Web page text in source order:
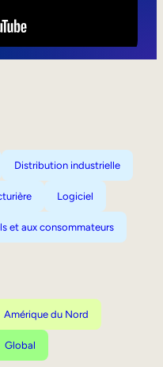
Distribution industrielle
Logiciel
et aux consommateurs
Amérique du Nord
Global